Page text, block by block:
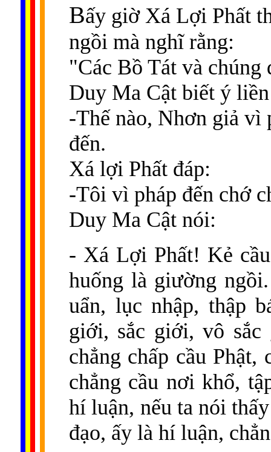
Bấy giờ Xá Lợi Phất
ngồi mà nghĩ rằng:
"Các Bồ Tát và chúng
Duy Ma Cật biết ý
-Thế nào, Nhơn giả vì
đến.
Xá lợi Phất đáp:
-Tôi vì pháp đến chớ
Duy Ma Cật nói:
- Xá Lợi Phất! Kẻ
huống là giường
uẩn, lục nhập, thập
giới, sắc giới, vô
chẳng chấp cầu Phật,
chẳng cầu nơi khổ,
hí luận, nếu ta nói
đạo, ấy là hí luận,